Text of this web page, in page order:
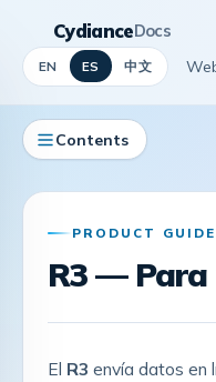
CydianceDocs
EN ES 中文
Contents
PRODUCT
R3 — Para
El R3 envía datos en